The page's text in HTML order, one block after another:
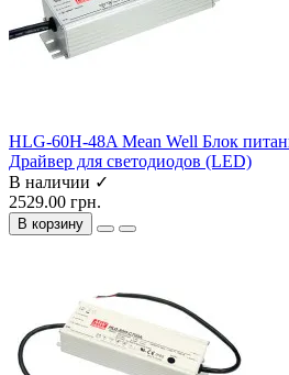
HLG-60H-48A Mean Well Блок
Драйвер для светодиодов (LED)
В наличии ✓
2529.00 грн.
В корзину